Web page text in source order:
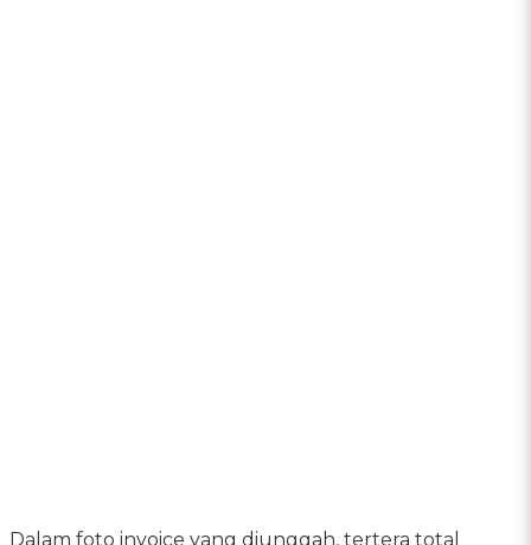
Dalam foto invoice yang diunggah, tertera total